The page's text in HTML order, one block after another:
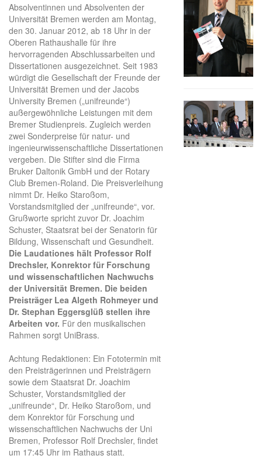
Absolventinnen und Absolventen der
Universität Bremen werden am Montag,
den 30. Januar 2012, ab 18 Uhr in der
Oberen Rathaushalle für ihre
hervorragenden Abschlussarbeiten und
Dissertationen ausgezeichnet. Seit 1983
würdigt die Gesellschaft der Freunde der
Universität Bremen und der Jacobs
University Bremen („unifreunde“)
außergewöhnliche Leistungen mit dem
Bremer Studienpreis. Zugleich werden
zwei Sonderpreise für natur- und
ingenieurwissenschaftliche Dissertationen
vergeben. Die Stifter sind die Firma
Bruker Daltonik GmbH und der Rotary
Club Bremen-Roland. Die Preisverleihung
nimmt Dr. Heiko Staroßom,
Vorstandsmitglied der „unifreunde“, vor.
Grußworte spricht zuvor Dr. Joachim
Schuster, Staatsrat bei der Senatorin für
Bildung, Wissenschaft und Gesundheit.
Die Laudationes hält Professor Rolf
Drechsler, Konrektor für Forschung
und wissenschaftlichen Nachwuchs
der Universität Bremen. Die beiden
Preisträger Lea Algeth Rohmeyer und
Dr. Stephan Eggersglüß stellen ihre
Arbeiten vor. Für den musikalischen
Rahmen sorgt UniBrass.
Achtung Redaktionen: Ein Fototermin mit
den Preisträgerinnen und Preisträgern
sowie dem Staatsrat Dr. Joachim
Schuster, Vorstandsmitglied der
„unifreunde“, Dr. Heiko Staroßom, und
dem Konrektor für Forschung und
wissenschaftlichen Nachwuchs der Uni
Bremen, Professor Rolf Drechsler, findet
um 17:45 Uhr im Rathaus statt.